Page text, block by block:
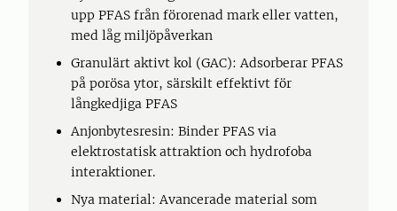
upp PFAS från förorenad mark eller vatten,
med låg miljöpåverkan
Granulärt aktivt kol (GAC): Adsorberar PFAS
på porösa ytor, särskilt effektivt för
långkedjiga PFAS
Anjonbytesresin: Binder PFAS via
elektrostatisk attraktion och hydrofoba
interaktioner.
Nya material: Avancerade material som